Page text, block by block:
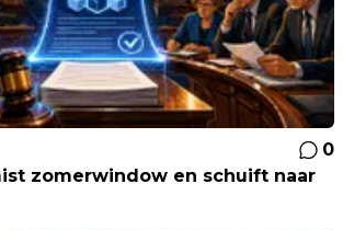
0
zomerwindow en schuift naar